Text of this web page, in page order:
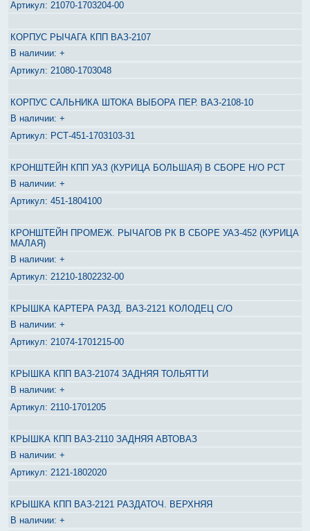
21070-1703204-00
КОРПУС РЫЧАГА КПП ВАЗ-2107
+
21080-1703048
КОРПУС САЛЬНИКА ШТОКА ВЫБОРА ПЕР. ВАЗ-2108-10
+
РСТ-451-1703103-31
КРОНШТЕЙН КПП УАЗ (КУРИЦА БОЛЬШАЯ) В СБОРЕ Н/О РСТ
+
451-1804100
КРОНШТЕЙН ПРОМЕЖ. РЫЧАГОВ РК В СБОРЕ УАЗ-452 (КУРИЦА
МАЛАЯ)
+
21210-1802232-00
КРЫШКА КАРТЕРА РАЗД. ВАЗ-2121 КОЛОДЕЦ С/О
+
21074-1701215-00
КРЫШКА КПП ВАЗ-21074 ЗАДНЯЯ ТОЛЬЯТТИ
+
2110-1701205
КРЫШКА КПП ВАЗ-2110 ЗАДНЯЯ АВТОВАЗ
+
2121-1802020
КРЫШКА КПП ВАЗ-2121 РАЗДАТОЧ. ВЕРХНЯЯ
+